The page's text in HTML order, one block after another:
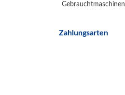
Gebrauchtmaschinen
Zahlungsarten